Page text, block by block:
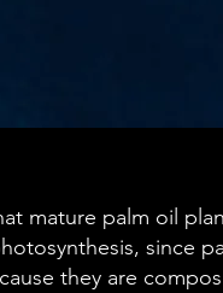
mature palm oil
since
they are